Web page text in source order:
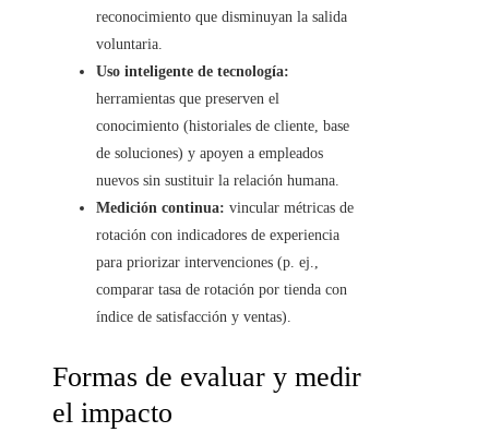
reconocimiento que disminuyan la salida
voluntaria.
Uso inteligente de tecnología:
herramientas que preserven el
conocimiento (historiales de cliente, base
de soluciones) y apoyen a empleados
nuevos sin sustituir la relación humana.
Medición continua: vincular métricas de
rotación con indicadores de experiencia
para priorizar intervenciones (p. ej.,
comparar tasa de rotación por tienda con
índice de satisfacción y ventas).
Formas de evaluar y medir
el impacto